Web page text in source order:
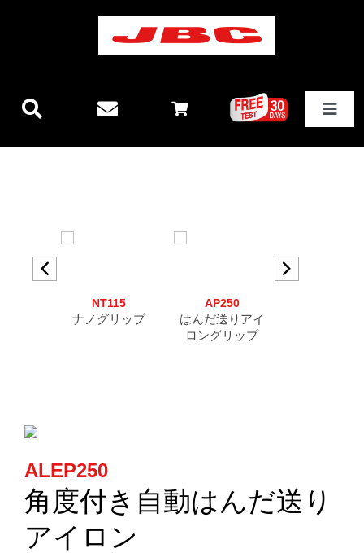
Toggle
JBCテクノロジー
ステーション
その他製品
サポート
検索
お問合せ
NT115
ナノグリップ
AP250
はんだ送りアイ
ロングリップ
ALEP250
角度付き自動はんだ送り
アイロン